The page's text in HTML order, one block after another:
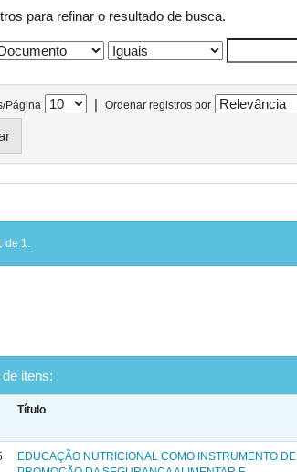
para refinar o resultado de busca.
Página | Ordenar registros por
de 1.
itens:
Título
EDUCAÇÃO NUTRICIONAL COMO INSTRUMENTO DE